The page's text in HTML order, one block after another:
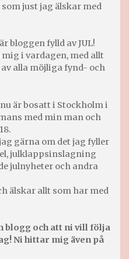
just jag älskar med
bloggen fylld av JUL!
i vardagen, med allt
alla möjliga fynd- och
är bosatt i Stockholm i
med min man och
gärna om det jag fyller
julklappsinslagning
julnyheter och andra
älskar allt som har med
blogg och att ni vill följa
Ni hittar mig även på